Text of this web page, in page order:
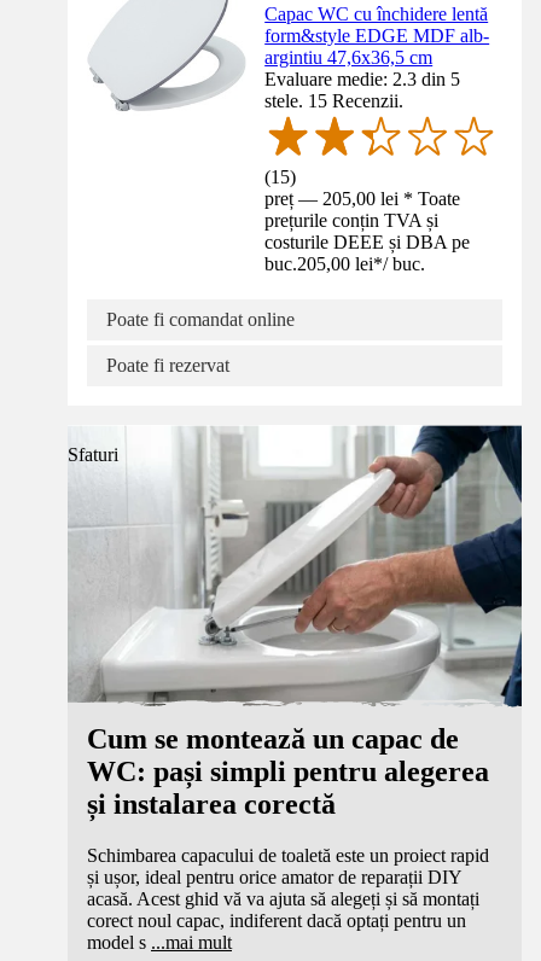
Capac WC cu închidere lentă
form&style EDGE MDF alb-
argintiu 47,6x36,5 cm
Evaluare medie: 2.3 din 5
stele. 15 Recenzii.
(15)
preț — 205,00 lei * Toate
prețurile conțin TVA și
costurile DEEE și DBA pe
buc.205,00 lei*/ buc.
Poate fi comandat online
Poate fi rezervat
Sfaturi
Cum se montează un capac de
WC: pași simpli pentru alegerea
și instalarea corectă
Schimbarea capacului de toaletă este un proiect rapid
și ușor, ideal pentru orice amator de reparații DIY
acasă. Acest ghid vă va ajuta să alegeți și să montați
corect noul capac, indiferent dacă optați pentru un
model s ...mai mult